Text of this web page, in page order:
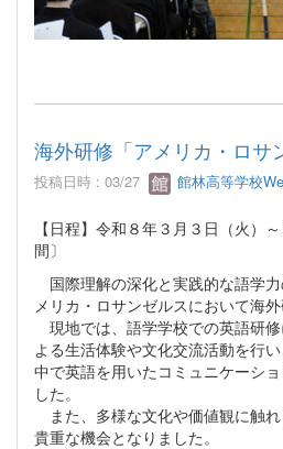
海外研修「アメリカ・ロサ
投稿日時 : 03/27 館林高等学校
【日程】令和８年３月３日（火）
間〕
国際理解の深化と実践的な語学
メリカ・ロサンゼルスにおいて海外
現地では、語学学校での英語研
よる生活体験や文化交流活動を行
中で英語を用いたコミュニケーシ
した。
また、多様な文化や価値観に触
貴重な機会となりました。